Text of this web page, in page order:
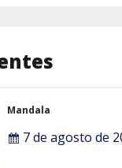
Mandala
7 de agosto de